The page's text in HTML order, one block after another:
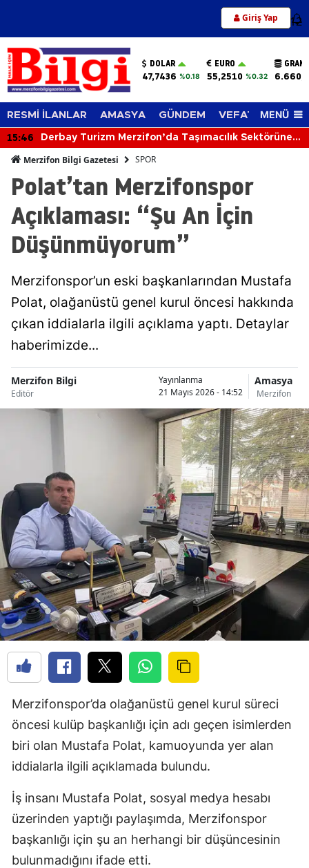
Giriş Yap 12
DOLAR
47,7436 %0.18
EURO
55,2510 %0.32
RESMİ İLANLAR AMASYA GÜNDEM VEFAT EDENLER
MENÜ
15:46
Derbay Turizm Merzifon’da Taşımacılık Sektörüne
Merzifon Bilgi Gazetesi SPOR
Polat’tan Merzifonspor
Açıklaması: “Şu An İçin
Düşünmüyorum”
Merzifonspor’un eski başkanlarından Mustafa
Polat, olağanüstü genel kurul öncesi hakkında
çıkan iddialarla ilgili açıklama yaptı. Detaylar
haberimizde...
Merzifon Bilgi
Editör
Yayınlanma
21 Mayıs 2026 - 14:52
Amasya
Merzifon
Merzifonspor’da olağanüstü genel kurul süreci
öncesi kulüp başkanlığı için adı geçen isimlerden
biri olan Mustafa Polat, kamuoyunda yer alan
iddialarla ilgili açıklamada bulundu.
İş insanı Mustafa Polat, sosyal medya hesabı
üzerinden yaptığı paylaşımda, Merzifonspor
başkanlığı için şu an herhangi bir düşüncesinin
bulunmadığını ifade etti.